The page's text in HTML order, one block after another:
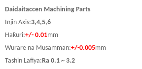
Daidaitaccen Machining Parts
Injin Axis:3,4,5,6
Haƙuri:+/- 0.01mm
Wurare na Musamman:+/-0.005mm
Tashin Lafiya: Ra 0.1 ~ 3.2